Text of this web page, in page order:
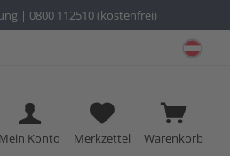
| 0800 112510 (kostenfrei)
Warenkorb
Merkzettel
Mein Konto